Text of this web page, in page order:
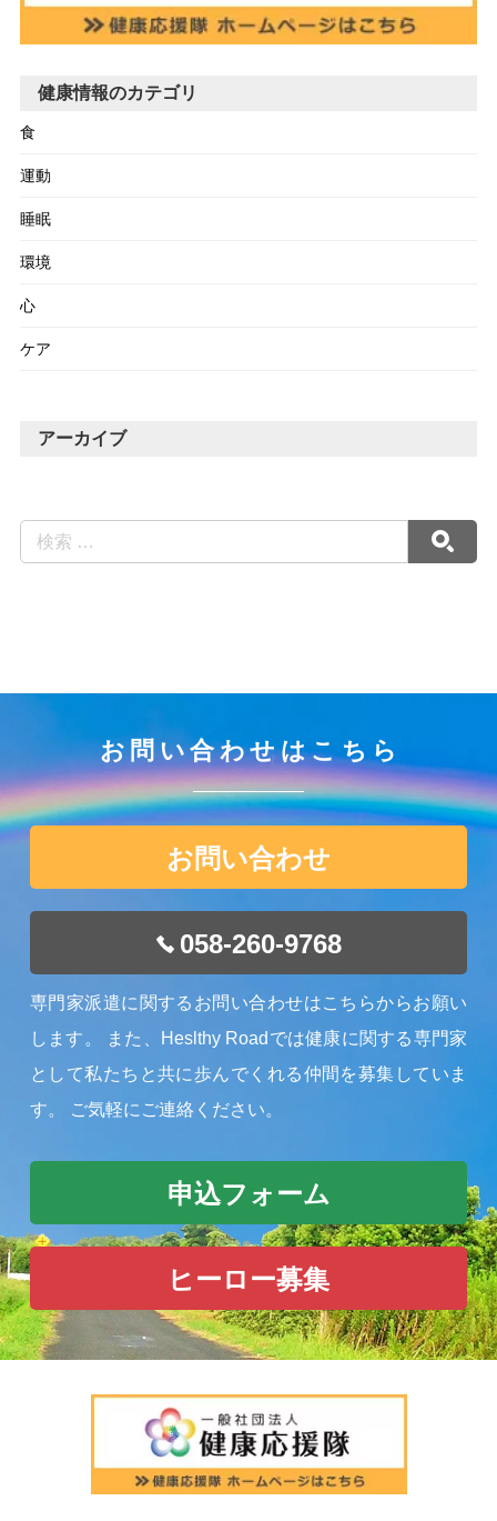
健康情報のカテゴリ
食
運動
睡眠
環境
心
ケア
アーカイブ
お問い合わせはこちら
お問い合わせ
058-260-9768
専門家派遣に関するお問い合わせはこちらからお願い
します。
また、Heslthy Roadでは健康に関する専門家
として私たちと共に歩んでくれる仲間を募集していま
す。
ご気軽にご連絡ください。
申込フォーム
ヒーロー募集